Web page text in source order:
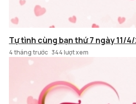
Tự tình cùng bạn thứ 7 ngày 11/
4 tháng trước 344 lượt xem